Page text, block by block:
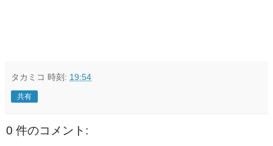
タカミコ 時刻: 19:54
共有
0 件のコメント: